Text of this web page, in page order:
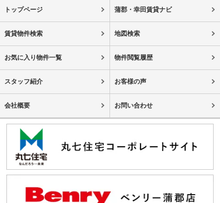
トップページ 蒲郡・幸田賃貸ナビ
賃貸物件検索 地図検索
お気に入り物件一覧 物件閲覧履歴
スタッフ紹介 お客様の声
会社概要 お問い合わせ